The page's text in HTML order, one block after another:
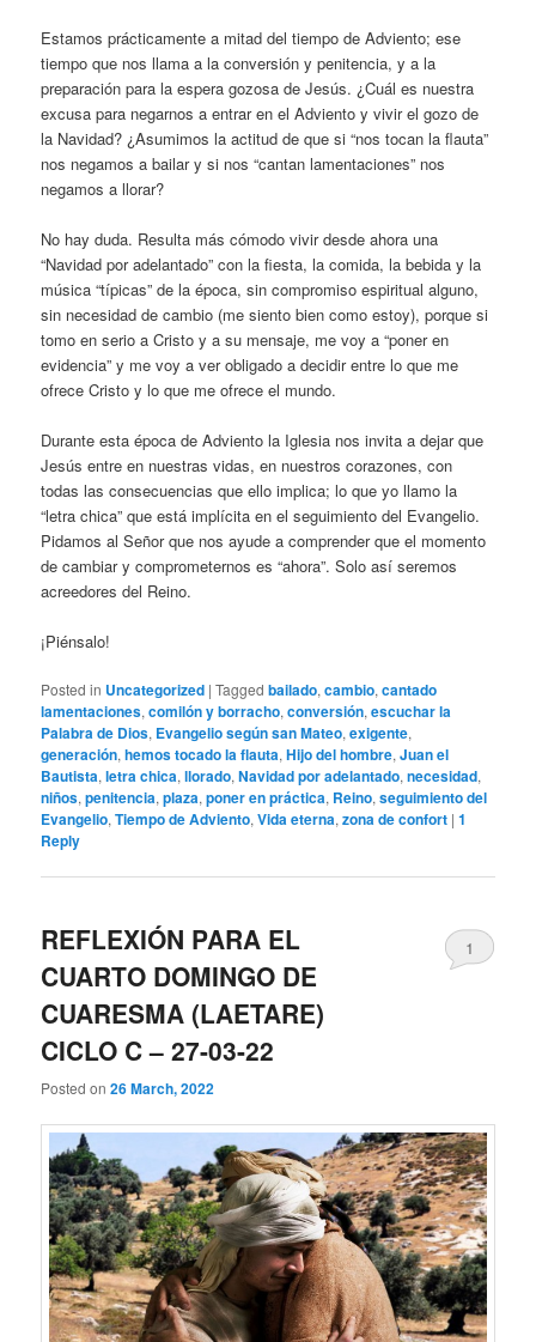
Estamos prácticamente a mitad del tiempo de Adviento; ese
tiempo que nos llama a la conversión y penitencia, y a la
preparación para la espera gozosa de Jesús. ¿Cuál es nuestra
excusa para negarnos a entrar en el Adviento y vivir el gozo de
la Navidad? ¿Asumimos la actitud de que si “nos tocan la flauta”
nos negamos a bailar y si nos “cantan lamentaciones” nos
negamos a llorar?
No hay duda. Resulta más cómodo vivir desde ahora una
“Navidad por adelantado” con la fiesta, la comida, la bebida y la
música “típicas” de la época, sin compromiso espiritual alguno,
sin necesidad de cambio (me siento bien como estoy), porque si
tomo en serio a Cristo y a su mensaje, me voy a “poner en
evidencia” y me voy a ver obligado a decidir entre lo que me
ofrece Cristo y lo que me ofrece el mundo.
Durante esta época de Adviento la Iglesia nos invita a dejar que
Jesús entre en nuestras vidas, en nuestros corazones, con
todas las consecuencias que ello implica; lo que yo llamo la
“letra chica” que está implícita en el seguimiento del Evangelio.
Pidamos al Señor que nos ayude a comprender que el momento
de cambiar y comprometernos es “ahora”. Solo así seremos
acreedores del Reino.
¡Piénsalo!
Posted in Uncategorized |Tagged bailado,cambio,cantado
lamentaciones,comilón y borracho,conversión,escuchar la
Palabra de Dios, Evangelio según san Mateo,exigente,
generación,hemos tocado la flauta,Hijo del hombre,Juan el
Bautista,letra chica,llorado,Navidad por adelantado,necesidad,
niños,penitencia,plaza,poner en práctica, Reino,seguimiento del
Evangelio,Tiempo de Adviento,Vida eterna,zona de confort |1
Reply
REFLEXIÓN PARA EL
CUARTO DOMINGO DE
CUARESMA (LAETARE)
CICLO C – 27-03-22
Posted on26 March, 2022
1